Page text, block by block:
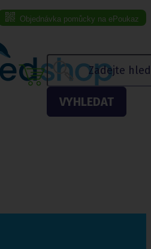
Objednávka pomůcky na ePoukaz
VYHLEDAT